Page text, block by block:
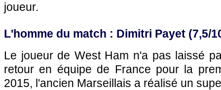
joueur.
L'homme du match : Dimitri Payet (7,5/
Le joueur de West Ham n'a pas laissé
retour en équipe de France pour la
2015, l'ancien Marseillais a réalisé un